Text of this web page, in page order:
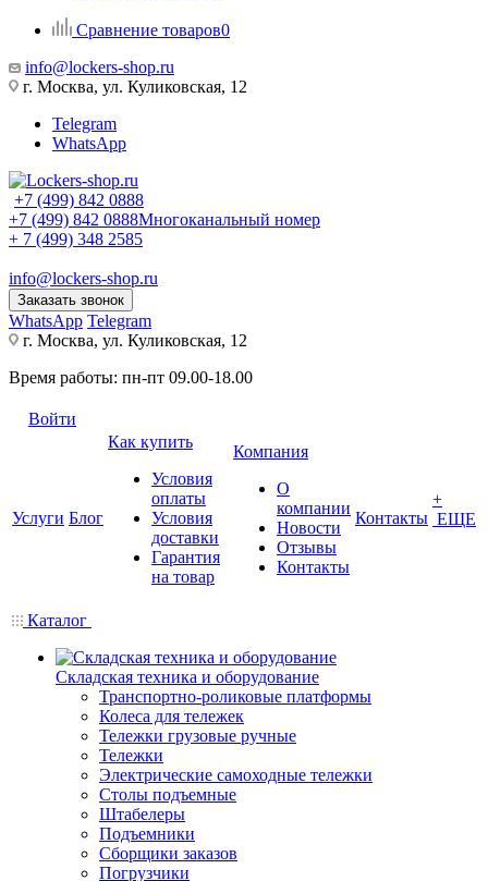
Сравнение товаров0
info@lockers-shop.ru
г. Москва, ул. Куликовская, 12
Telegram
WhatsApp
+7 (499) 842 0888
+7 (499) 842 0888Многоканальный номер
+ 7 (499) 348 2585
info@lockers-shop.ru
Заказать звонок
WhatsApp Telegram
г. Москва, ул. Куликовская, 12
Время работы: пн-пт 09.00-18.00
Войти
Услуги Блог
Как купить
Условия
оплаты
Условия
доставки
Гарантия
на товар
Компания
О
компании
Новости
Отзывы
Контакты
Контакты
+
ЕЩЕ
Каталог
Складская техника и оборудование
Транспортно-роликовые платформы
Колеса для тележек
Тележки грузовые ручные
Тележки
Электрические самоходные тележки
Столы подъемные
Штабелеры
Подъемники
Сборщики заказов
Погрузчики